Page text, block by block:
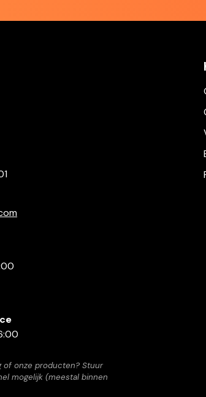
of onze producten? Stuur
mogelijk (meestal binnen